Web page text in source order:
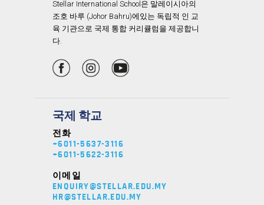
Stellar International School은 말레이시아의
조호 바루 (Johor Bahru)에있는 독립적 인 교
육 기관으로 국제 통합 커리큘럼을 제공합니
다.
국제 학교
전화
+6011-5637-3116
+6011-5622-3116
이메일
ENQUIRY@STELLAR.EDU.MY
HR@STELLAR.EDU.MY